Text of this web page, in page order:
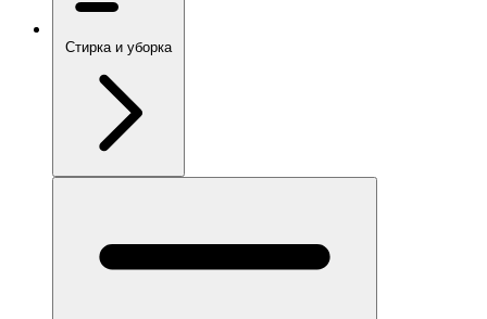
Стирка и уборка